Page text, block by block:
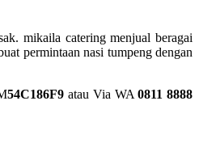
mikaila catering menjual beragai
permintaan nasi tumpeng dengan
54C186F9 atau Via WA0811 8888